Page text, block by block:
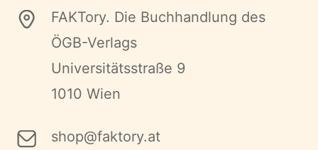
FAKTory. Die Buchhandlung des
ÖGB-Verlags
Universitätsstraße 9
1010 Wien
shop@faktory.at